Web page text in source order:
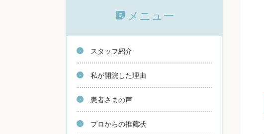
メニュー
スタッフ紹介
私が開院した理由
患者さまの声
プロからの推薦状